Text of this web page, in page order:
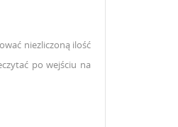
niezliczoną ilość
po wejściu na